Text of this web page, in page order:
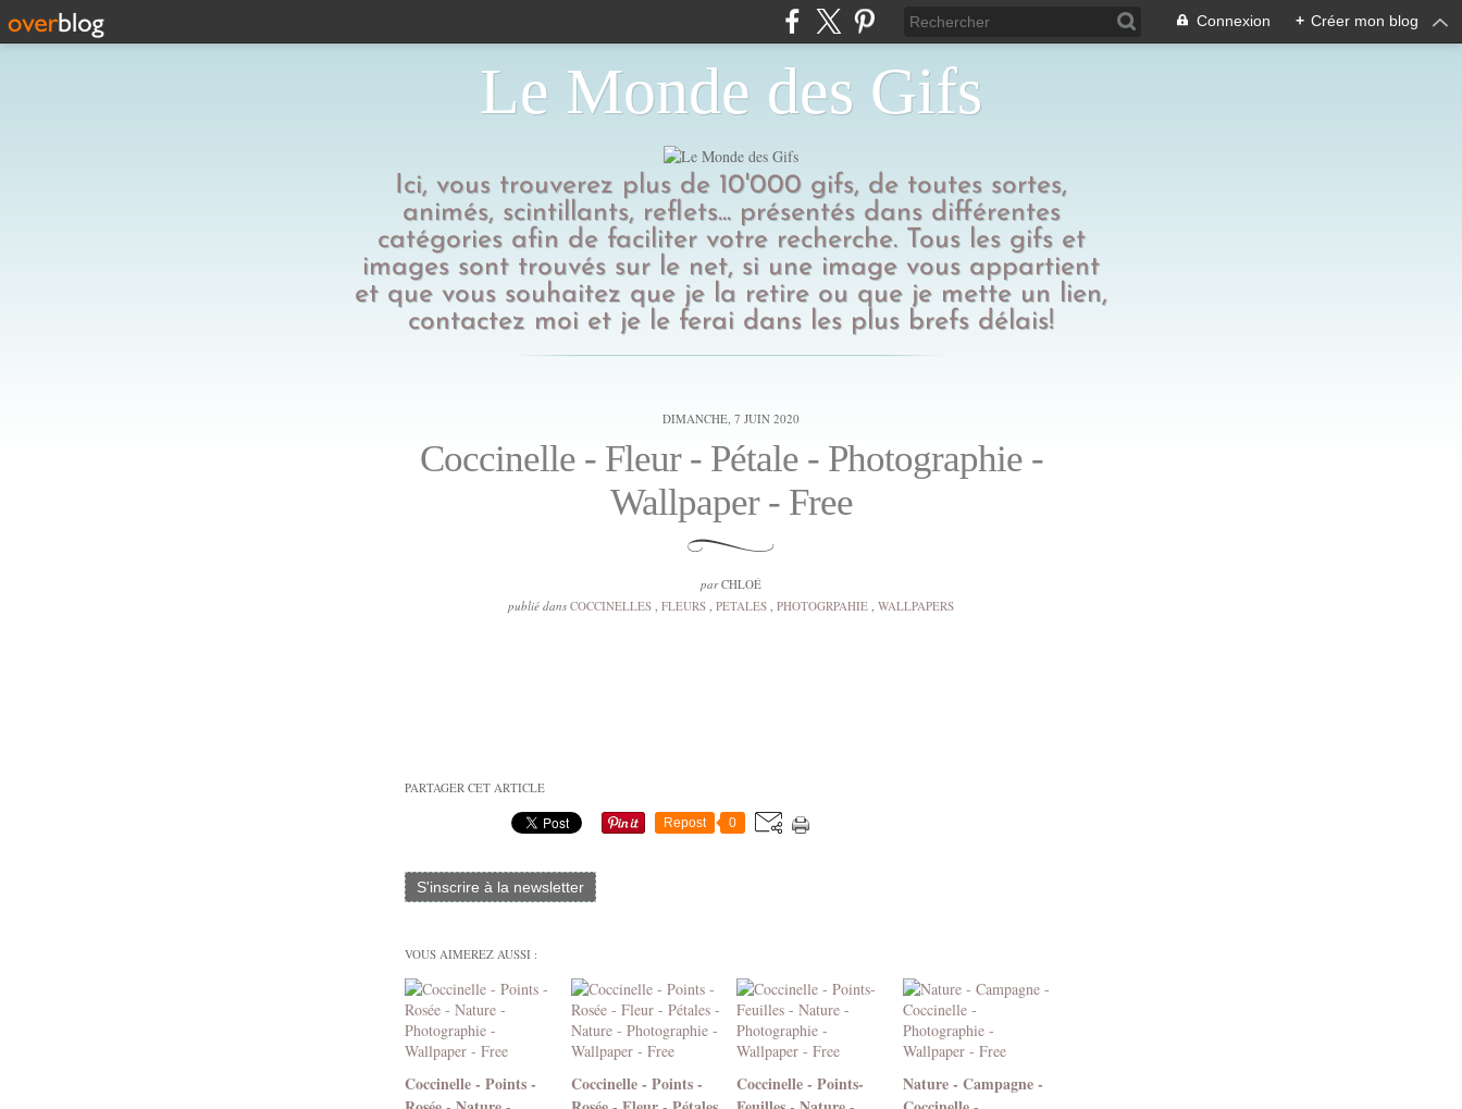
Connexion + Créer mon blog
Le Monde des Gifs
Ici, vous trouverez plus de 10'000 gifs, de toutes sortes,
animés, scintillants, reflets... présentés dans différentes
catégories afin de faciliter votre recherche. Tous les gifs et
images sont trouvés sur le net, si une image vous appartient
et que vous souhaitez que je la retire ou que je mette un lien,
contactez moi et je le ferai dans les plus brefs délais!
DIMANCHE, 7 JUIN 2020
Coccinelle - Fleur - Pétale - Photographie -
Wallpaper - Free
parCHLOÉ
publié dans COCCINELLES , FLEURS , PETALES , PHOTOGRPAHIE , WALLPAPERS
PARTAGER CET ARTICLE
Repost 0
S'inscrire à la newsletter
VOUS AIMEREZ AUSSI :
Coccinelle - Points -
Coccinelle - Points -
Coccinelle - Points-
Nature - Campagne -